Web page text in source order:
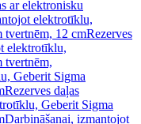
ar elektronisku
elektrotīklu,
tvertnēm, 12 cmRezerves
elektrotīklu,
tvertnēm,
Geberit Sigma
Rezerves daļas
Geberit Sigma
Darbināšanai, izmantojot